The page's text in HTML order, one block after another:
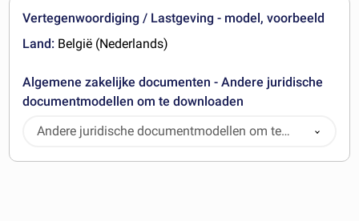
Vertegenwoordiging / Lastgeving - model, voorbeeld
Land: België (Nederlands)
Algemene zakelijke documenten - Andere juridische
documentmodellen om te downloaden
Andere juridische documentmodellen om te
downloaden